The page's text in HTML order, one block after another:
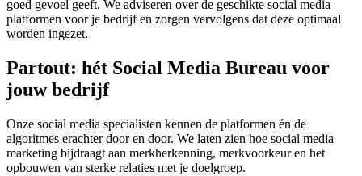
goed gevoel geeft. We adviseren over de geschikte social media
platformen voor je bedrijf en zorgen vervolgens dat deze optimaal
worden ingezet.
Partout: hét Social Media Bureau voor
jouw bedrijf
Onze social media specialisten kennen de platformen én de
algoritmes erachter door en door. We laten zien hoe social media
marketing bijdraagt aan merkherkenning, merkvoorkeur en het
opbouwen van sterke relaties met je doelgroep.